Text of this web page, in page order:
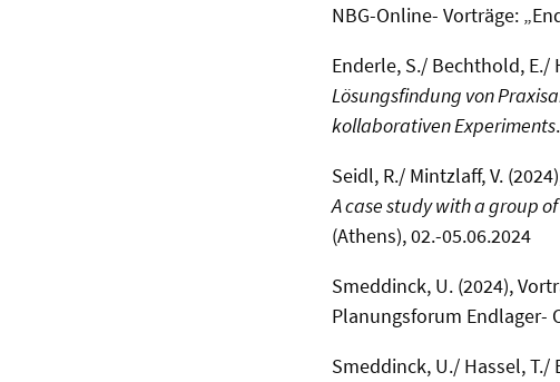
NBG-Online- Vorträge:
Enderle, S./ Bechthold, E./
Lösungsfindung von
kollaborativen Experiments
Seidl, R./ Mintzlaff, V.
A case study with a group
(Athens), 02.-05.06.2024
Smeddinck, U. (2024),
Planungsforum Endlager-
Smeddinck, U./ Hassel, T./